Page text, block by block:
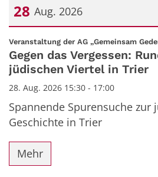
28 Aug. 2026
Datum: 28. August 2026
Veranstaltung der AG „Gemeinsam
Gegen das Vergessen:
jüdischen Viertel in Trier
28. Aug. 2026 15:30 - 17:00
Spannende Spurensuche zur
Geschichte in Trier
Mehr